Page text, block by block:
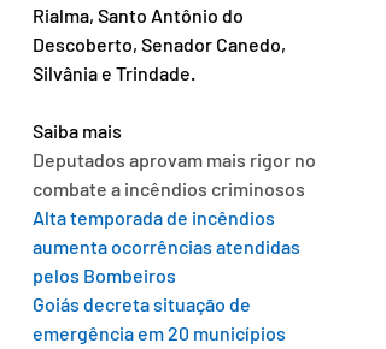
Rialma, Santo Antônio do
Descoberto, Senador Canedo,
Silvânia e Trindade.
Saiba mais
Deputados aprovam mais rigor no
combate a incêndios criminosos
Alta temporada de incêndios
aumenta ocorrências atendidas
pelos Bombeiros
Goiás decreta situação de
emergência em 20 municípios